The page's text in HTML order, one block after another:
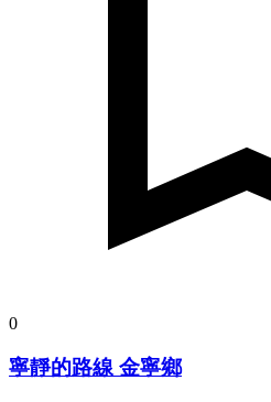
0
寧靜的路線 金寧鄉